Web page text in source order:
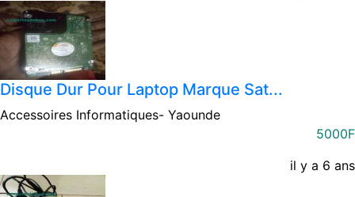
Disque Dur Pour Laptop Marque Sat...
Accessoires Informatiques- Yaounde
5000F
il y a 6 ans